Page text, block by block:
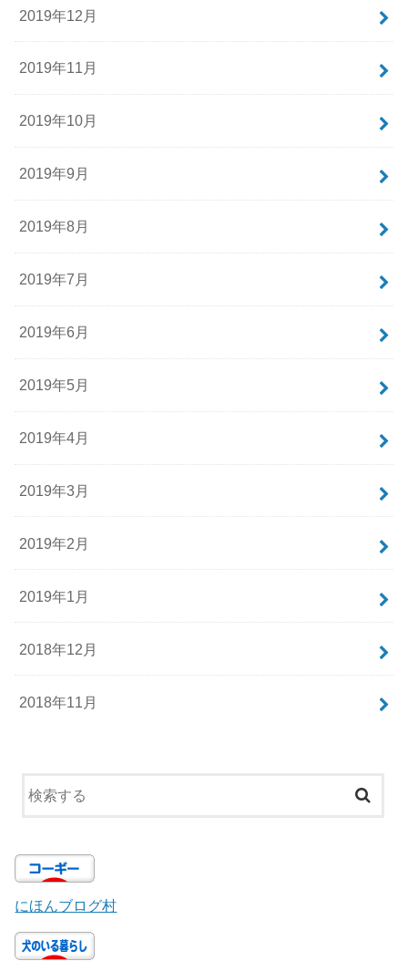
2019年12月
2019年11月
2019年10月
2019年9月
2019年8月
2019年7月
2019年6月
2019年5月
2019年4月
2019年3月
2019年2月
2019年1月
2018年12月
2018年11月
にほんブログ村